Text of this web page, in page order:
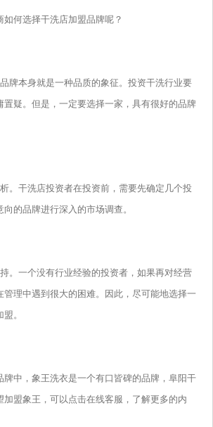
何选择干洗店加盟品牌呢？
本身就是一种品质的象征。投资干洗行业要
置疑。但是，一定要选择一家，具有很好的品牌
干洗店投资者在投资前，需要先确定几个投
的品牌进行深入的市场调查。
一个没有行业经验的投资者，如果再对经营
管理中遇到很大的困难。因此，尽可能地选择一
。
牌中，象王洗衣是一个有口皆碑的品牌，阜阳干
加盟象王，可以点击在线客服，了解更多的内